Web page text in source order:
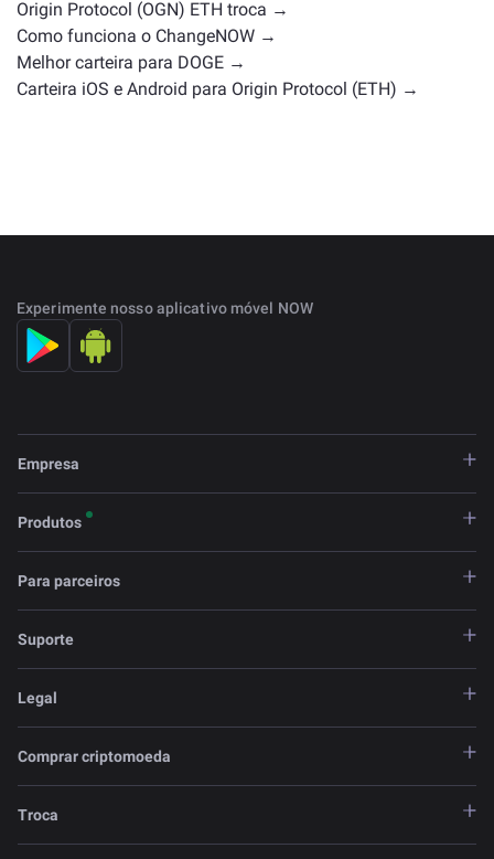
Origin Protocol (OGN) ETH troca →
Como funciona o ChangeNOW →
Melhor carteira para DOGE →
Carteira iOS e Android para Origin Protocol (ETH) →
Experimente nosso aplicativo móvel NOW
Empresa
Produtos
Para parceiros
Suporte
Legal
Comprar criptomoeda
Troca